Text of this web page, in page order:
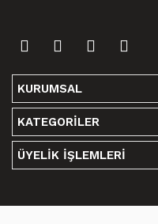
KURUMSAL
KATEGORİLER
ÜYELİK İŞLEMLERİ